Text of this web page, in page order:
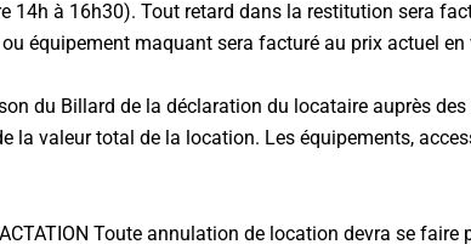
14h à 16h30). Tout retard dans la restitution sera
équipement maquant sera facturé au prix actuel
du Billard de la déclaration du locataire auprès
la valeur total de la location. Les équipements,
Toute annulation de location devra se faire